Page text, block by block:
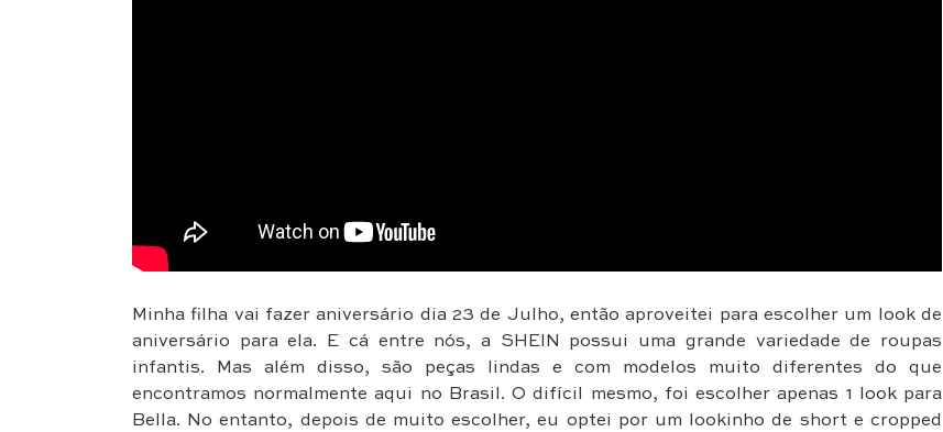
Minha filha vai fazer aniversário dia 23 de Julho, então aproveitei para escolher um look de
aniversário para ela. E cá entre nós, a SHEIN possui uma grande variedade de roupas
infantis. Mas além disso, são peças lindas e com modelos muito diferentes do que
encontramos normalmente aqui no Brasil. O difícil mesmo, foi escolher apenas 1 look para
Bella. No entanto, depois de muito escolher, eu optei por um lookinho de short e cropped